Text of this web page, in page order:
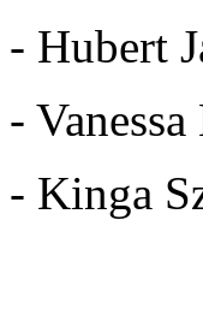
- Hubert
-
- Kinga